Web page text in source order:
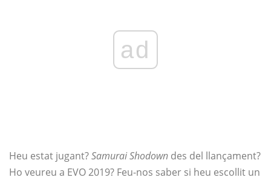
ad
Heu estat jugant?Samurai Shodown des del llançament?
Ho veureu a EVO 2019? Feu-nos saber si heu escollit un